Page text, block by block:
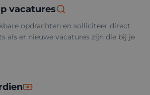
vacatures
opdrachten en solliciteer direct.
als er nieuwe vacatures zijn die bij je